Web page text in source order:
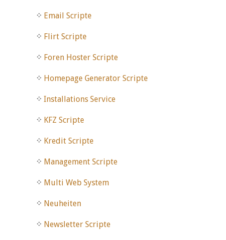
Email Scripte
Flirt Scripte
Foren Hoster Scripte
Homepage Generator Scripte
Installations Service
KFZ Scripte
Kredit Scripte
Management Scripte
Multi Web System
Neuheiten
Newsletter Scripte